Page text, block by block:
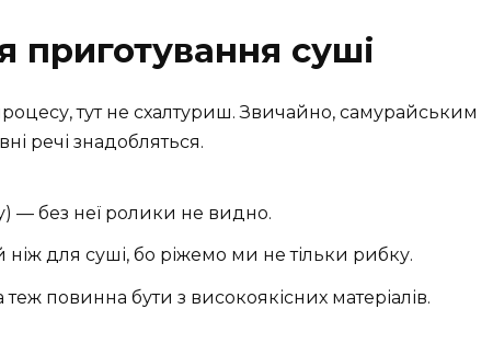
суші
тут не схалтуриш. Звичайно, самурайським
речі знадобляться.
— без неї ролики не видно.
для суші, бо ріжемо ми не тільки рибку.
повинна бути з високоякісних матеріалів.